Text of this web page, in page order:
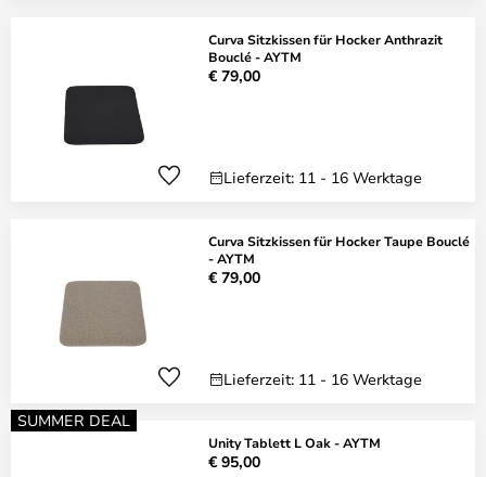
Curva Sitzkissen für Hocker Anthrazit
Bouclé - AYTM
€ 79,00
Lieferzeit: 11 - 16 Werktage
Curva Sitzkissen für Hocker Taupe Bouclé
- AYTM
€ 79,00
Lieferzeit: 11 - 16 Werktage
SUMMER DEAL
Unity Tablett L Oak - AYTM
€ 95,00